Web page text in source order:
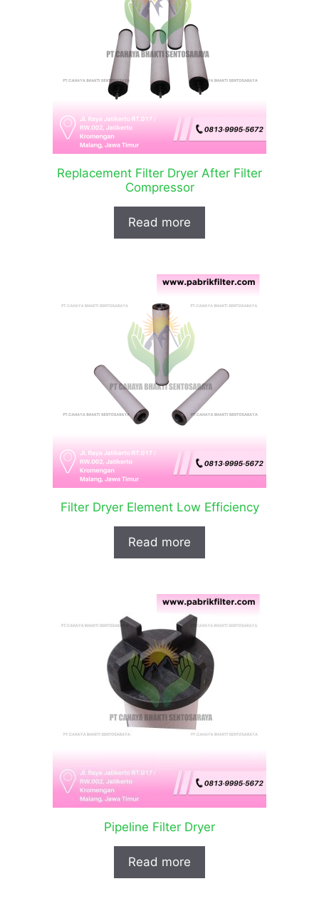
Replacement Filter Dryer After Filter
Compressor
Read more
Filter Dryer Element Low Efficiency
Read more
Pipeline Filter Dryer
Read more